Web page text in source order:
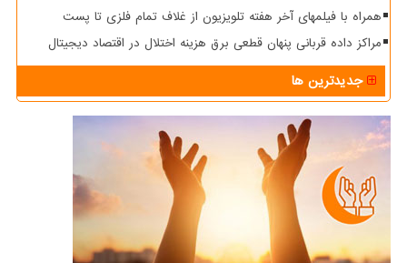
همراه با فیلمهای آخر هفته تلویزیون از غلاف تمام فلزی تا پست
مراکز داده قربانی پنهان قطعی برق هزینه اختلال در اقتصاد دیجیتال
جدیدترین ها